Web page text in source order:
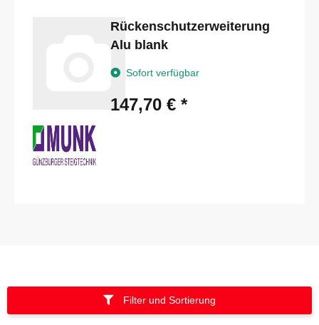
Rückenschutzerweiterung
Alu blank
Sofort verfügbar
147,70 €*
Filter und Sortierung